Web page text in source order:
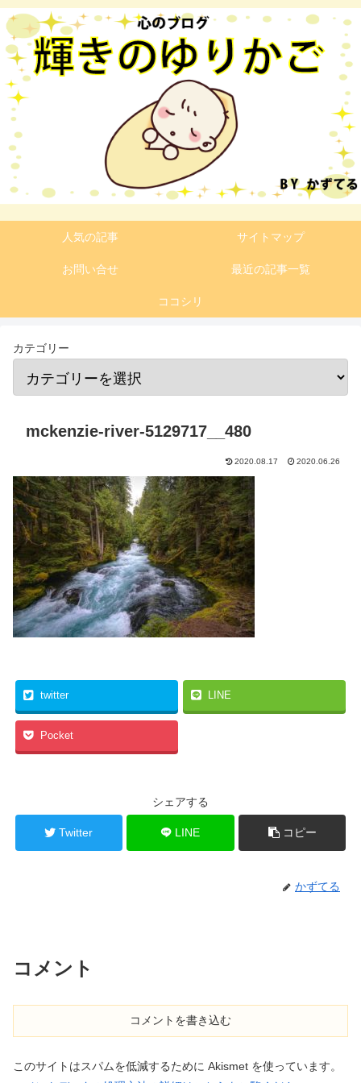
人気の記事 サイトマップ
お問い合せ 最近の記事一覧
ココシリ
カテゴリー
mckenzie-river-5129717__480
2020.08.17 2020.06.26
twitter LINE
Pocket
シェアする
Twitter LINE コピー
かずてる
コメント
コメントを書き込む
このサイトはスパムを低減するために Akismet を使っています。